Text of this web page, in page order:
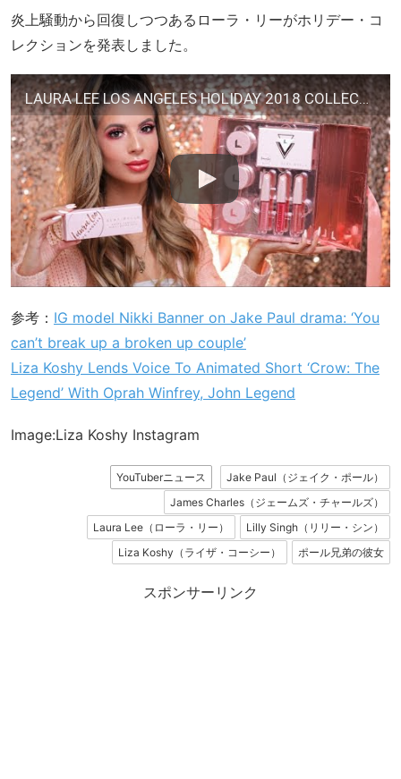
炎上騒動から回復しつつあるローラ・リーがホリデー・コ
レクションを発表しました。
LAURA LEE LOS ANGELES HOLIDAY 2018 COLLECTION!
参考： IG model Nikki Banner on Jake Paul drama: ‘You
can’t break up a broken up couple’
Liza Koshy Lends Voice To Animated Short ‘Crow: The
Legend’ With Oprah Winfrey, John Legend
Image:Liza Koshy Instagram
YouTuberニュース
Jake Paul（ジェイク・ポール）
James Charles（ジェームズ・チャールズ）
Laura Lee（ローラ・リー）
Lilly Singh（リリー・シン）
Liza Koshy（ライザ・コーシー）
ポール兄弟の彼女
スポンサーリンク